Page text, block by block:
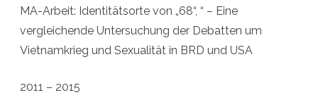
MA-Arbeit: Identitätsorte von „68“, “ – Eine
vergleichende Untersuchung der Debatten um
Vietnamkrieg und Sexualität in BRD und USA
2011 – 2015